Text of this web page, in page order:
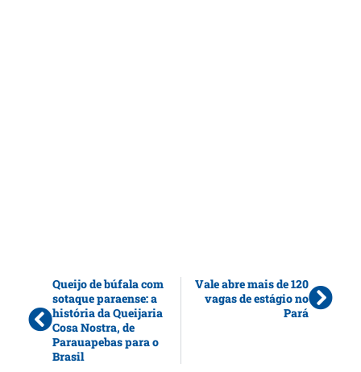
Queijo de búfala com
sotaque paraense: a
história da Queijaria
Cosa Nostra, de
Parauapebas para o
Brasil
Vale abre mais de 120
vagas de estágio no
Pará